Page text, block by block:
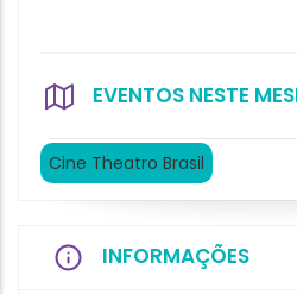
EVENTOS NESTE
Cine Theatro Brasil
INFORMAÇÕES